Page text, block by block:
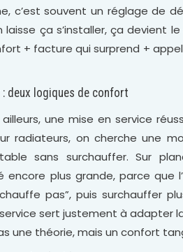
c’est souvent un réglage de
laisse ça s’installer, ça devient
+ facture qui surprend +
deux logiques de confort
une mise en service
radiateurs, on cherche une
sans surchauffer. Sur
encore plus grande, parce que
pas”, puis surchauffer
sert justement à adapter
une théorie, mais un confort